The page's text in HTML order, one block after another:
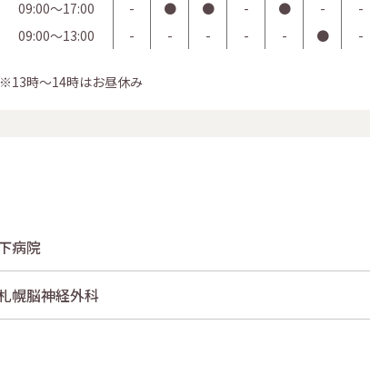
09:00〜17:00
- ● ● - ● -
-
09:00〜13:00
- - - - - ● -
※13時～14時はお昼休み
病院
幌脳神経外科